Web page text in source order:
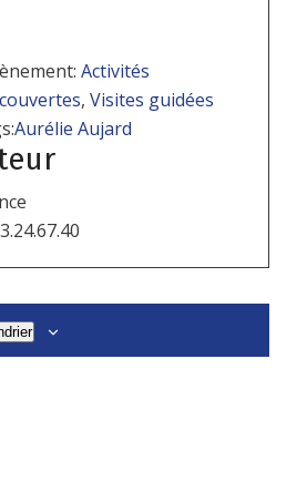
Activités
, Visites guidées
Aurélie Aujard